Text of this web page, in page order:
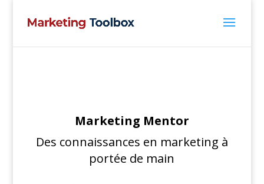
Marketing Mentor
Des connaissances en marketing à
portée de main